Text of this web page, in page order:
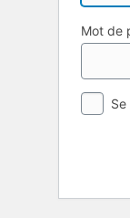
Mot de